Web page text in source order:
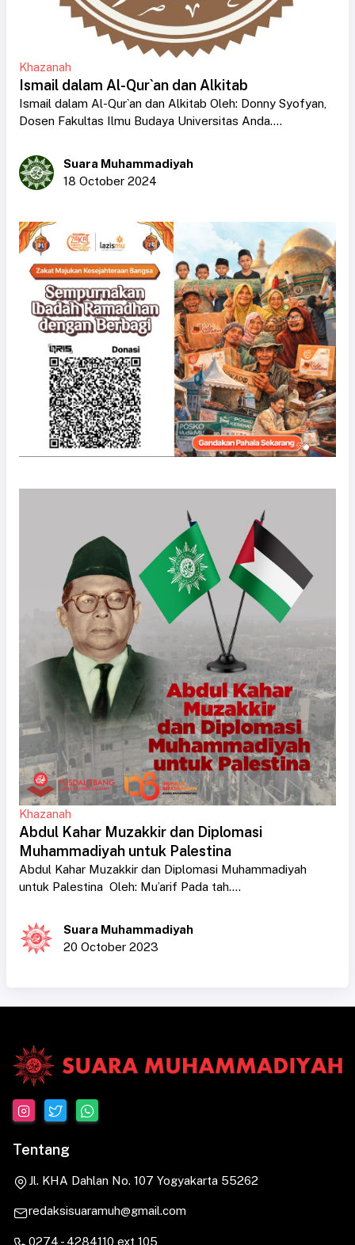
Khazanah
Ismail dalam Al-Qur`an dan Alkitab
Ismail dalam Al-Qur`an dan Alkitab Oleh: Donny Syofyan,
Dosen Fakultas Ilmu Budaya Universitas Anda....
Suara Muhammadiyah
18 October 2024
Khazanah
Abdul Kahar Muzakkir dan Diplomasi
Muhammadiyah untuk Palestina
Abdul Kahar Muzakkir dan Diplomasi Muhammadiyah
untuk Palestina Oleh: Mu’arif Pada tah....
Suara Muhammadiyah
20 October 2023
Tentang
Jl. KHA Dahlan No. 107 Yogyakarta 55262
redaksisuaramuh@gmail.com
0274 - 4284110 ext 105